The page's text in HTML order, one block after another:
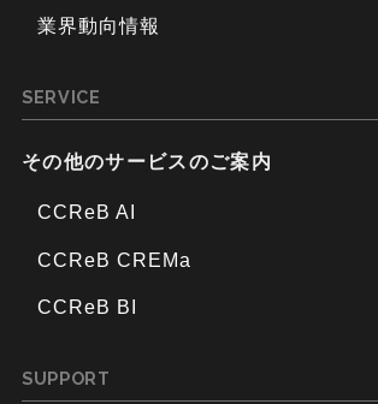
業界動向情報
SERVICE
その他のサービスのご案内
CCReB AI
CCReB CREMa
CCReB BI
SUPPORT